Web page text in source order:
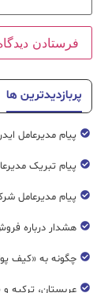
پربازدیدترین ها
پیام مدیرعامل
پیام تبریک
پیام مدیرعامل
هشدار درباره
چگونه به «کیف
عربستان، ترکیه و